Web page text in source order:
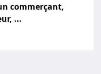
commerçant,
...